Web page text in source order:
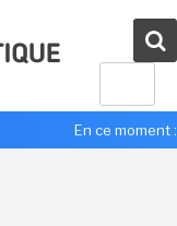
En ce moment :